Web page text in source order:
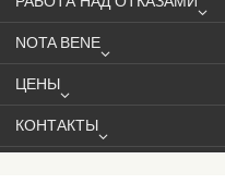
NOTA BENE
ЦЕНЫ
КОНТАКТЫ